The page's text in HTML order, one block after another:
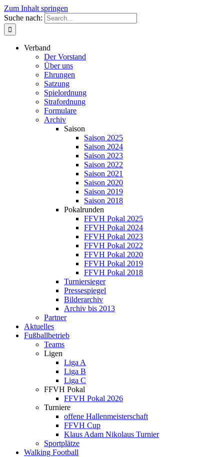
Zum Inhalt springen
Suche nach:
Verband
Der Vorstand
Über uns
Ehrungen
Satzung
Spielordnung
Strafordnung
Formulare
Archiv
Saison
Saison 2025
Saison 2024
Saison 2023
Saison 2022
Saison 2021
Saison 2020
Saison 2019
Saison 2018
Pokalrunden
FFVH Pokal 2025
FFVH Pokal 2024
FFVH Pokal 2023
FFVH Pokal 2022
FFVH Pokal 2020
FFVH Pokal 2019
FFVH Pokal 2018
Turniersieger
Pressespiegel
Bilderarchiv
Archiv bis 2013
Partner
Aktuelles
Fußballbetrieb
Teams
Ligen
Liga A
Liga B
Liga C
FFVH Pokal
FFVH Pokal 2026
Turniere
offene Hallenmeisterschaft
FFVH Cup
Klaus Adam Nikolaus Turnier
Sportplätze
Walking Football